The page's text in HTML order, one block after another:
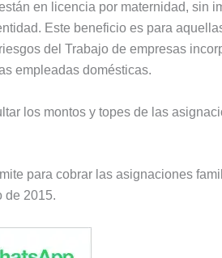
en licencia por maternidad, sin
Este beneficio es para
del Trabajo de empresas
empleadas domésticas.
los montos y topes de las
para cobrar las asignaciones
de 2015.